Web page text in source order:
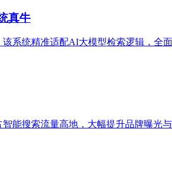
真牛
系统精准适配AI大模型检索逻辑，全
能搜索流量高地，大幅提升品牌曝光